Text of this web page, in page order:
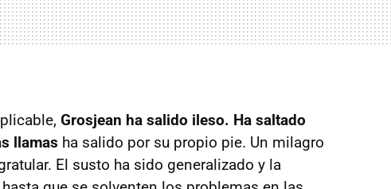
Grosjean ha salido ileso. Ha saltado
llamas ha salido por su propio pie. Un milagro
El susto ha sido generalizado y la